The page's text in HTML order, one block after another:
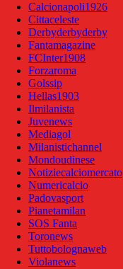
Calcionapoli1926
Cittaceleste
Derbyderbyderby
Fantamagazine
FCInter1908
Forzaroma
Golssip
Hellas1903
Ilmilanista
Juvenews
Mediagol
Milanistichannel
Mondoudinese
Notiziecalciomercato
Numericalcio
Padovasport
Pianetamilan
SOS Fanta
Toronews
Tuttobolognaweb
Violanews